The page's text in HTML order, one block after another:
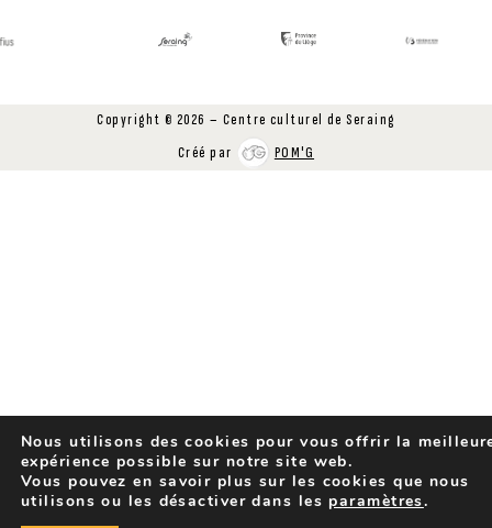
Copyright © 2026 – Centre culturel de Seraing
Créé par
POM'G
Nous utilisons des cookies pour vous offrir la
expérience possible sur notre site web.
Vous pouvez en savoir plus sur les cookies que nous
utilisons ou les désactiver dans les paramètres.